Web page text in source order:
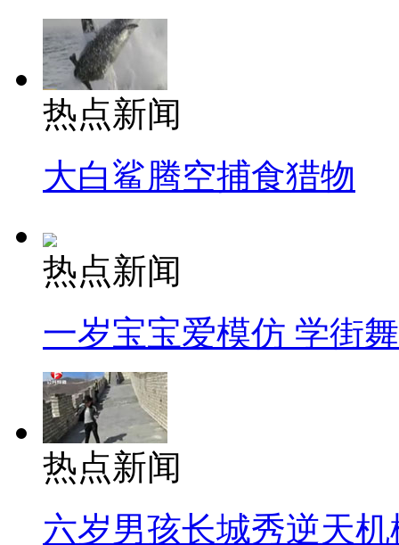
热点新闻
大白鲨腾空捕食猎物
热点新闻
一岁宝宝爱模仿 学街
热点新闻
六岁男孩长城秀逆天机